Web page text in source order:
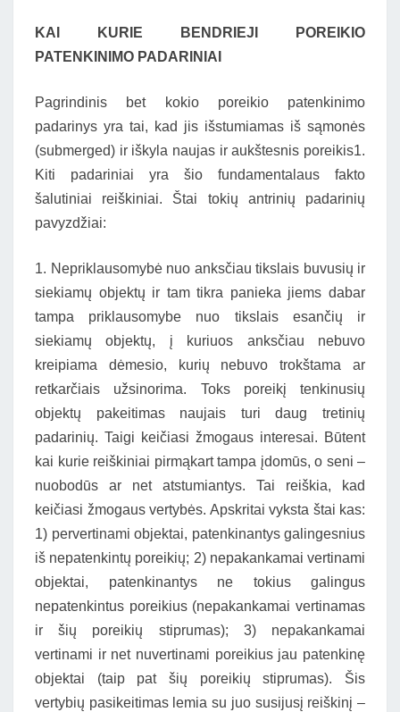
KAI KURIE BENDRIEJI POREIKIO
PATENKINIMO PADARINIAI
Pagrindinis bet kokio poreikio patenkinimo
padarinys yra tai, kad jis išstumiamas iš sąmonės
(submerged) ir iškyla naujas ir aukštesnis poreikis1.
Kiti padariniai yra šio fundamentalaus fakto
šalutiniai reiškiniai. Štai tokių antrinių padarinių
pavyzdžiai:
1. Nepriklausomybė nuo anksčiau tikslais buvusių ir
siekiamų objektų ir tam tikra panieka jiems dabar
tampa priklausomybe nuo tikslais esančių ir
siekiamų objektų, į kuriuos anksčiau nebuvo
kreipiama dėmesio, kurių nebuvo trokštama ar
retkarčiais užsinorima. Toks poreikį tenkinusių
objektų pakeitimas naujais turi daug tretinių
padarinių. Taigi keičiasi žmogaus interesai. Būtent
kai kurie reiškiniai pirmąkart tampa įdomūs, o seni –
nuobodūs ar net atstumiantys. Tai reiškia, kad
keičiasi žmogaus vertybės. Apskritai vyksta štai kas:
1) pervertinami objektai, patenkinantys galingesnius
iš nepatenkintų poreikių; 2) nepakankamai vertinami
objektai, patenkinantys ne tokius galingus
nepatenkintus poreikius (nepakankamai vertinamas
ir šių poreikių stiprumas); 3) nepakankamai
vertinami ir net nuvertinami poreikius jau patenkinę
objektai (taip pat šių poreikių stiprumas). Šis
vertybių pasikeitimas lemia su juo susijusį reiškinį –